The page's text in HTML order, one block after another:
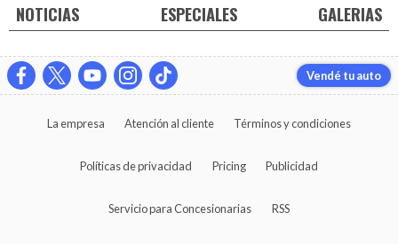
NOTICIAS ESPECIALES GALERIAS
Vendé tu auto
La empresa Atención al cliente Términos y condiciones
Políticas de privacidad Pricing Publicidad
Servicio para Concesionarias RSS